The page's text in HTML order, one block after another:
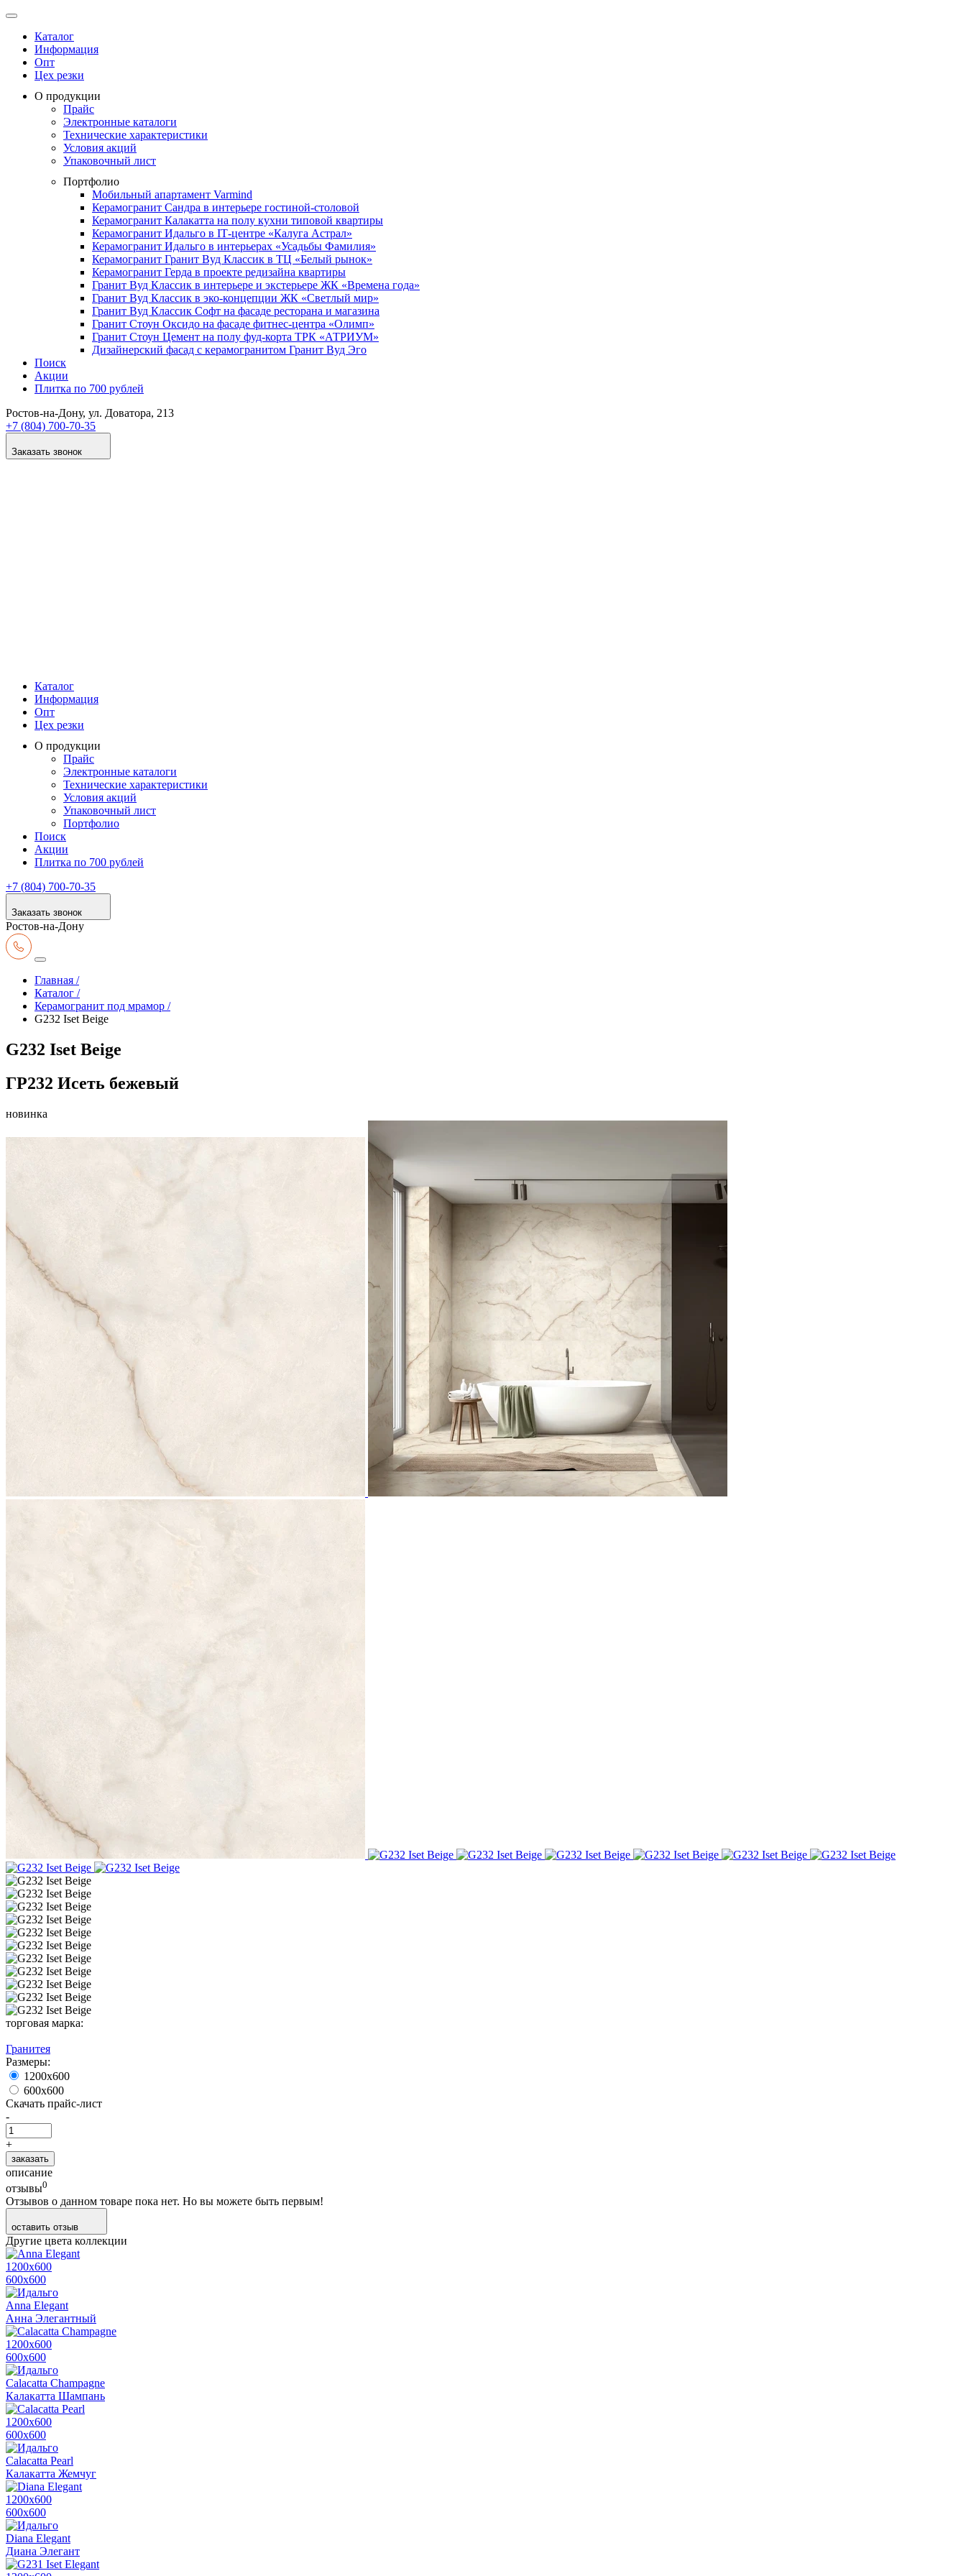
Каталог
Информация
Опт
Цех резки
О продукции
Прайс
Электронные каталоги
Технические характеристики
Условия акций
Упаковочный лист
Портфолио
Мобильный апартамент Varmind
Керамогранит Сандра в интерьере гостиной-столовой
Керамогранит Калакатта на полу кухни типовой квартиры
Керамогранит Идальго в IТ-центре «Калуга Астрал»
Керамогранит Идальго в интерьерах «Усадьбы Фамилия»
Керамогранит Гранит Вуд Классик в ТЦ «Белый рынок»
Керамогранит Герда в проекте редизайна квартиры
Гранит Вуд Классик в интерьере и экстерьере ЖК «Времена года»
Гранит Вуд Классик в эко-концепции ЖК «Светлый мир»
Гранит Вуд Классик Софт на фасаде ресторана и магазина
Гранит Стоун Оксидо на фасаде фитнес-центра «Олимп»
Гранит Стоун Цемент на полу фуд-корта ТРК «АТРИУМ»
Дизайнер­ский фасад с керамогранитом Гранит Вуд Эго
Поиск
Акции
Плитка по 700 рублей
Ростов-на-Дону, ул. Доватора, 213
+7 (804) 700-70-35
Заказать звонок
Каталог
Информация
Опт
Цех резки
О продукции
Прайс
Электронные каталоги
Технические характеристики
Условия акций
Упаковочный лист
Портфолио
Поиск
Акции
Плитка по 700 рублей
+7 (804) 700-70-35
Заказать звонок
Ростов-на-Дону
Главная /
Каталог /
Керамогранит под мрамор /
G232 Iset Beige
G232 Iset Beige
ГР232 Исеть бежевый
новинка
торговая марка:
Гранитея
Размеры:
1200х600
600х600
Скачать прайс-лист
-
+
заказать
описание
отзывы0
Отзывов о данном товаре пока нет. Но вы можете быть первым!
оставить отзыв
Другие цвета коллекции
1200х600
600х600
Anna Elegant
Анна Элегантный
1200х600
600х600
Calacatta Champagne
Калакатта Шампань
1200х600
600х600
Calacatta Pearl
Калакатта Жемчуг
1200х600
600х600
Diana Elegant
Диана Элегант